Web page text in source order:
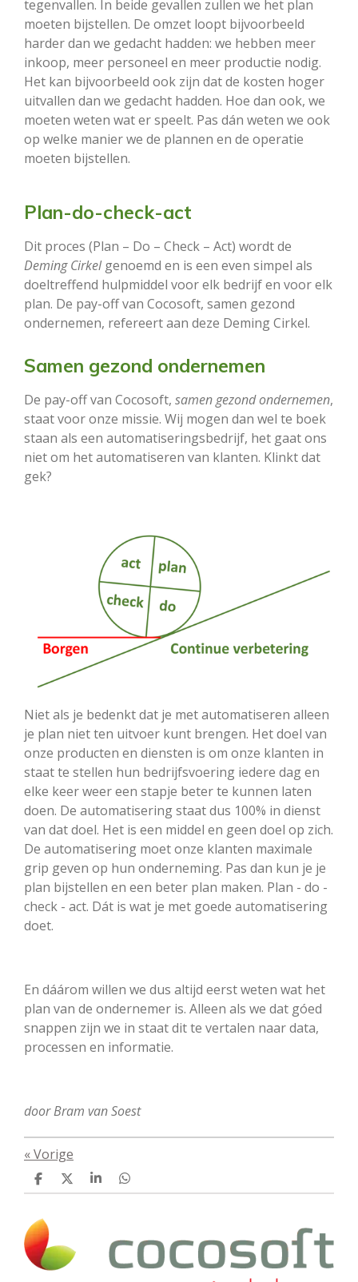
tegenvallen. In beide gevallen zullen we het plan
moeten bijstellen. De omzet loopt bijvoorbeeld
harder dan we gedacht hadden: we hebben meer
inkoop, meer personeel en meer productie nodig.
Het kan bijvoorbeeld ook zijn dat de kosten hoger
uitvallen dan we gedacht hadden. Hoe dan ook, we
moeten weten wat er speelt. Pas dán weten we ook
op welke manier we de plannen en de operatie
moeten bijstellen.
Plan-do-check-act
Dit proces (Plan – Do – Check – Act) wordt de
Deming Cirkelgenoemd en is een even simpel als
doeltreffend hulpmiddel voor elk bedrijf en voor elk
plan. De pay-off van Cocosoft, samen gezond
ondernemen, refereert aan deze Deming Cirkel.
Samen gezond ondernemen
De pay-off van Cocosoft, samen gezond ondernemen,
staat voor onze missie. Wij mogen dan wel te boek
staan als een automatiseringsbedrijf, het gaat ons
niet om het automatiseren van klanten. Klinkt dat
gek?
Niet als je bedenkt dat je met automatiseren alleen
je plan niet ten uitvoer kunt brengen. Het doel van
onze producten en diensten is om onze klanten in
staat te stellen hun bedrijfsvoering iedere dag en
elke keer weer een stapje beter te kunnen laten
doen. De automatisering staat dus 100% in dienst
van dat doel. Het is een middel en geen doel op zich.
De automatisering moet onze klanten maximale
grip geven op hun onderneming. Pas dan kun je je
plan bijstellen en een beter plan maken. Plan - do -
check - act. Dát is wat je met goede automatisering
doet.
En dáárom willen we dus altijd eerst weten wat het
plan van de ondernemer is. Alleen als we dat góed
snappen zijn we in staat dit te vertalen naar data,
processen en informatie.
door Bram van Soest
«Vorige
D
e
e
n
D
e
S
h
D
e